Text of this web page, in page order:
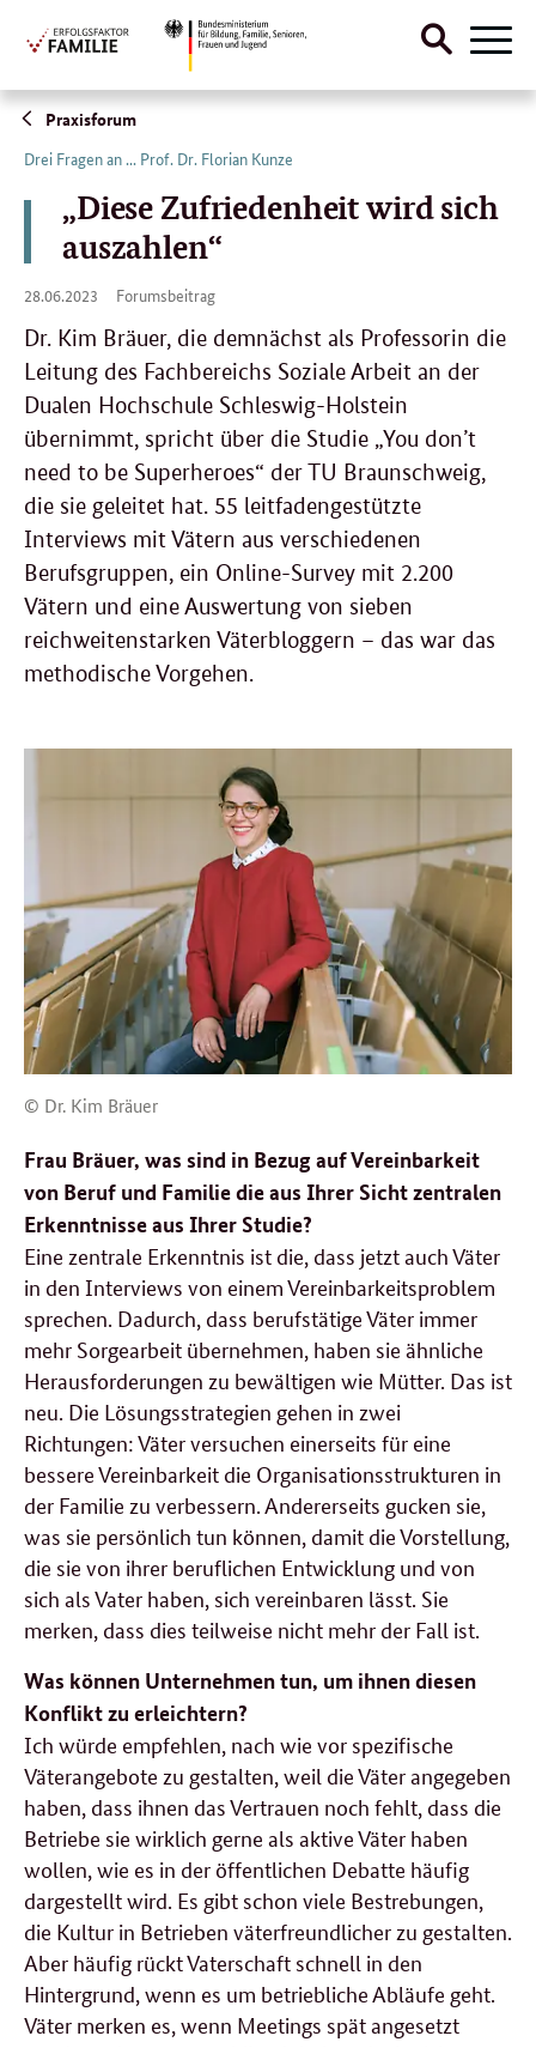
Direktlink:
Suche
Praxisforum
Drei Fragen an ... Prof. Dr. Florian Kunze
„Diese Zufriedenheit wird sich
auszahlen“
28.06.2023
28.
2023
Forumsbeitrag
Dr. Kim Bräuer, die demnächst als Professorin die
Leitung des Fachbereichs Soziale Arbeit an der
Dualen Hochschule Schleswig-Holstein
übernimmt, spricht über die Studie „You don’t
need to be Superheroes“ der TU Braunschweig,
die sie geleitet hat. 55 leitfadengestützte
Interviews mit Vätern aus verschiedenen
Berufsgruppen, ein Online-Survey mit 2.200
Vätern und eine Auswertung von sieben
reichweitenstarken Väterbloggern – das war das
methodische Vorgehen.
© Dr. Kim Bräuer
Frau Bräuer, was sind in Bezug auf Vereinbarkeit
von Beruf und Familie die aus Ihrer Sicht zentralen
Erkenntnisse aus Ihrer Studie?
Eine zentrale Erkenntnis ist die, dass jetzt auch Väter
in den Interviews von einem Vereinbarkeitsproblem
sprechen. Dadurch, dass berufstätige Väter immer
mehr Sorgearbeit übernehmen, haben sie ähnliche
Herausforderungen zu bewältigen wie Mütter. Das ist
neu. Die Lösungsstrategien gehen in zwei
Richtungen: Väter versuchen einerseits für eine
bessere Vereinbarkeit die Organisationsstrukturen in
der Familie zu verbessern. Andererseits gucken sie,
was sie persönlich tun können, damit die Vorstellung,
die sie von ihrer beruflichen Entwicklung und von
sich als Vater haben, sich vereinbaren lässt. Sie
merken, dass dies teilweise nicht mehr der Fall ist.
Was können Unternehmen tun, um ihnen diesen
Konflikt zu erleichtern?
Ich würde empfehlen, nach wie vor spezifische
Väterangebote zu gestalten, weil die Väter angegeben
haben, dass ihnen das Vertrauen noch fehlt, dass die
Betriebe sie wirklich gerne als aktive Väter haben
wollen, wie es in der öffentlichen Debatte häufig
dargestellt wird. Es gibt schon viele Bestrebungen,
die Kultur in Betrieben väterfreundlicher zu gestalten.
Aber häufig rückt Vaterschaft schnell in den
Hintergrund, wenn es um betriebliche Abläufe geht.
Väter merken es, wenn Meetings spät angesetzt